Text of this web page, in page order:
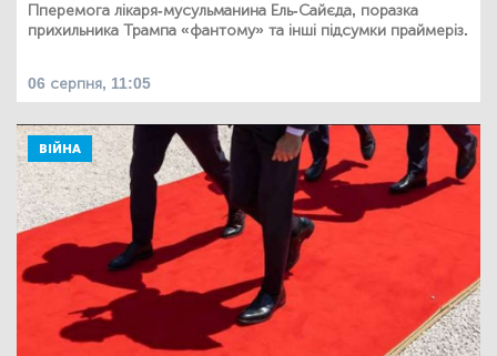
Пперемога лікаря-мусульманина Ель-Сайєда, поразка
прихильника Трампа «фантому» та інші підсумки праймеріз.
06 серпня, 11:05
ВІЙНА